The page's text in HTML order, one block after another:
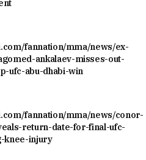
fannation/mma/news/ex-
ankalaev-misses-out-
ufc-abu-dhabi-win
fannation/mma/news/conor-
return-date-for-final-ufc-
knee-injury